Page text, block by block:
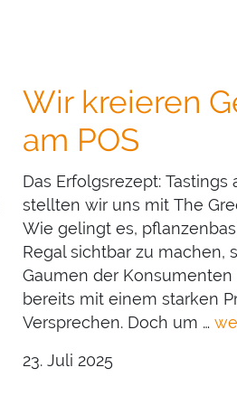
Wir kreieren
am POS
Das Erfolgsrezept:
stellten wir uns mit The
Wie gelingt es,
Regal sichtbar zu machen,
Gaumen der
bereits mit einem starken
Versprechen. Doch um …
23. Juli 2025